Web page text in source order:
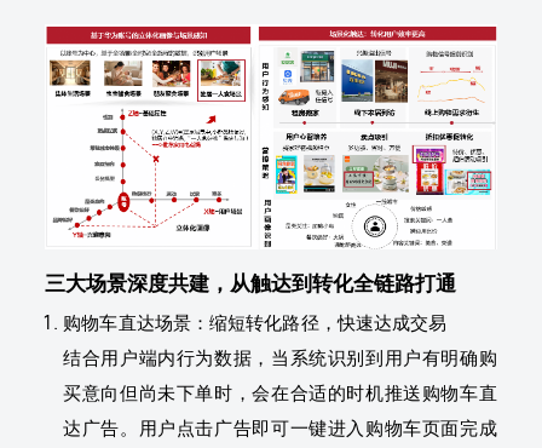
三大场景深度共建，从触达到转化全链路打通
购物车直达场景：缩短转化路径，快速达成交易
结合用户端内行为数据，当系统识别到用户有明确购
买意向但尚未下单时，会在合适的时机推送购物车直
达广告。用户点击广告即可一键进入购物车页面完成